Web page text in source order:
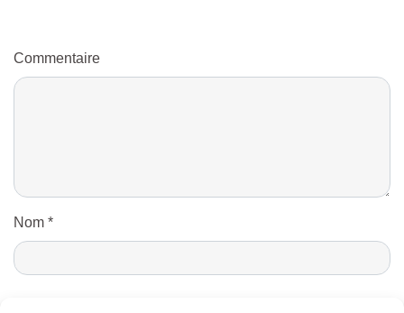
Commentaire
Nom *